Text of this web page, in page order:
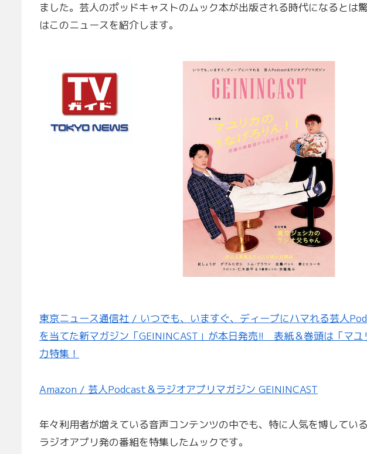
ました。芸人のポッドキャストのムック本が出版される時代になるとは
はこのニュースを紹介します。
東京ニュース通信社 / いつでも、いますぐ、ディープにハマれる芸人
を当てた新マガジン「GEININCAST」が本日発売!! 表紙＆巻頭は「マ
力特集！
Amazon / 芸人Podcast＆ラジオアプリマガジン GEININCAST
年々利用者が増えている音声コンテンツの中でも、特に人気を博してい
ラジオアプリ発の番組を特集したムックです。